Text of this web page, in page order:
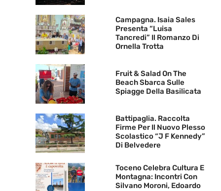
Campagna. Isaia Sales
Presenta “Luisa
Tancredi” Il Romanzo Di
Ornella Trotta
Fruit & Salad On The
Beach Sbarca Sulle
Spiagge Della Basilicata
Battipaglia. Raccolta
Firme Per Il Nuovo Plesso
Scolastico “J F Kennedy”
Di Belvedere
Toceno Celebra Cultura E
Montagna: Incontri Con
Silvano Moroni, Edoardo